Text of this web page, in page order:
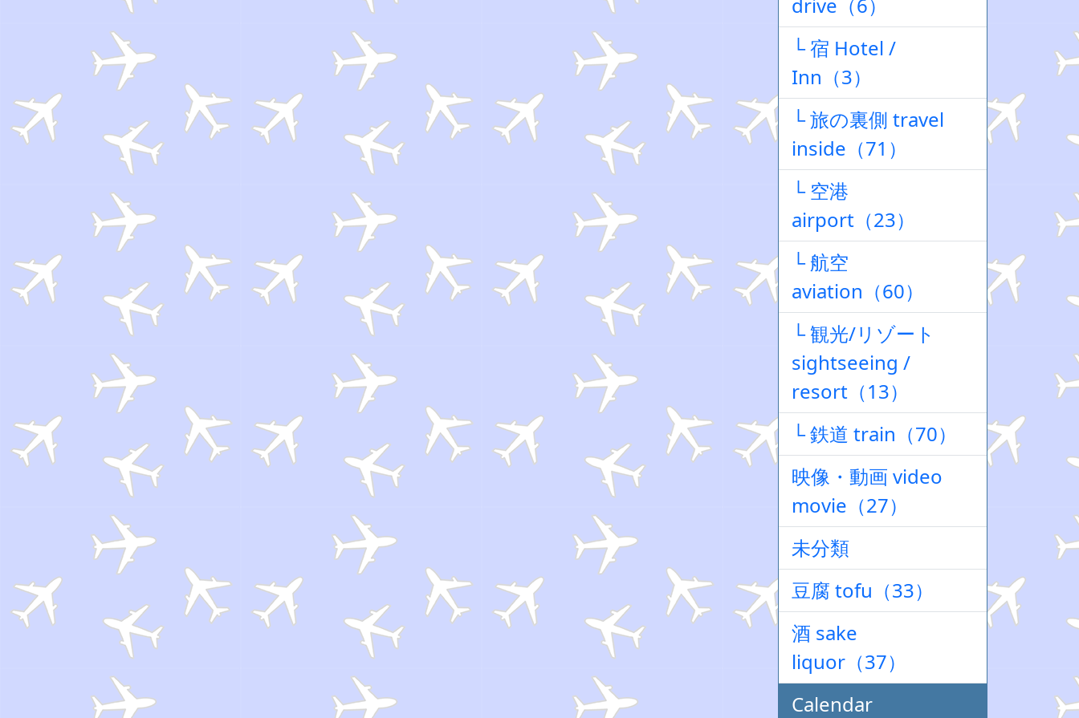
└ 宿 Hotel /
Inn（3）
└ 旅の裏側 travel
inside（71）
└ 空港
airport（23）
└ 航空
aviation（60）
└ 観光/リゾート
sightseeing /
resort（13）
└ 鉄道 train（70）
映像・動画 video
movie（27）
未分類
豆腐 tofu（33）
酒 sake
liquor（37）
Calendar